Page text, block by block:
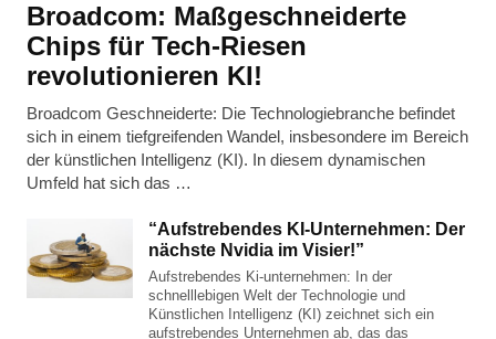
Broadcom: Maßgeschneiderte
Chips für Tech-Riesen
revolutionieren KI!
Broadcom Geschneiderte: Die Technologiebranche befindet
sich in einem tiefgreifenden Wandel, insbesondere im Bereich
der künstlichen Intelligenz (KI). In diesem dynamischen
Umfeld hat sich das …
“Aufstrebendes KI-Unternehmen: Der
nächste Nvidia im Visier!”
Aufstrebendes Ki-unternehmen: In der
schnelllebigen Welt der Technologie und
Künstlichen Intelligenz (KI) zeichnet sich ein
aufstrebendes Unternehmen ab, das das